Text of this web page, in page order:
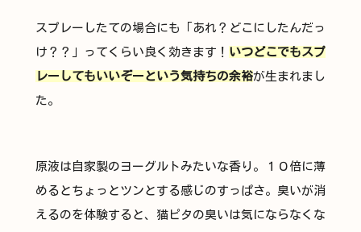
スプレーしたての場合にも「あれ？どこにしたんだっ
け？？」ってくらい良く効きます！ いつどこでもスプ
レーしてもいいぞーという気持ちの余裕が生まれまし
た。
原液は自家製のヨーグルトみたいな香り。１０倍に薄
めるとちょっとツンとする感じのすっぱさ。臭いが消
えるのを体験すると、猫ピタの臭いは気にならなくな